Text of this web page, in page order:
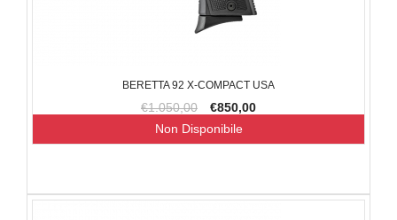
BERETTA 92 X-COMPACT USA
€1.050,00 €850,00
Non Disponibile